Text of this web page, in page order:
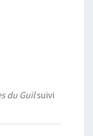
du Guilsuivi